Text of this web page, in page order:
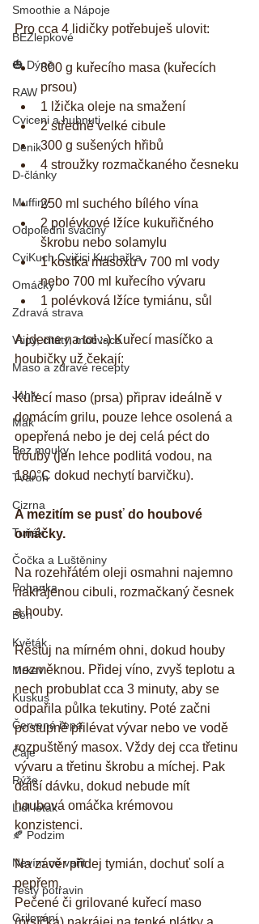
Smoothie a Nápoje
BEZlepkové
🎃 Dýně
RAW
Cviceni a hubnuti
Denik
D-články
Muffiny
Odpoledni svačiny
CviKuch Cvičici Kuchařka
Omáčky
Zdravá strava
Vtipy, citáty, motivace
Maso a zdravé recepty
Jáhly
Mák
Bez mouky
Tvaroh
Cizrna
Tuňák
Čočka a Luštěniny
Pohanka
Běh
Květák
Mrkev
Kuskus
Červená řepa
Čaje
Rýže
Lidl letak
🍂 Podzim
Nevím co vařit
Testy potravin
Grilování
Pro cca 4 lidičky potřebuješ ulovit:
800 g kuřecího masa (kuřecích
prsou)
1 lžička oleje na smažení
2 středně velké cibule
300 g sušených hřibů
4 stroužky rozmačkaného česneku
250 ml suchého bílého vína
2 polévkové lžíce kukuřičného
škrobu nebo solamylu
1 kostka masoxu v 700 ml vody
nebo 700 ml kuřecího vývaru
1 polévková lžíce tymiánu, sůl
A jdeme na to! :-) Kuřecí masíčko a
houbičky už čekají:
Kuřecí maso (prsa) připrav ideálně v
domácím grilu, pouze lehce osolená a
opepřená nebo je dej celá péct do
trouby (jen lehce podlitá vodou, na
180°C dokud nechytí barvičku).
A mezitím se pusť do houbové
omáčky.
Na rozehřátém oleji osmahni najemno
nakrájenou cibuli, rozmačkaný česnek
a houby.
Restuj na mírném ohni, dokud houby
nezměknou. Přidej víno, zvyš teplotu a
nech probublat cca 3 minuty, aby se
odpařila půlka tekutiny. Poté začni
postupně přilévat vývar nebo ve vodě
rozpuštěný masox. Vždy dej cca třetinu
vývaru a třetinu škrobu a míchej. Pak
další dávku, dokud nebude mít
houbová omáčka krémovou
konzistenci.
Na závěr přidej tymián, dochuť solí a
pepřem.
Pečené či grilované kuřecí maso